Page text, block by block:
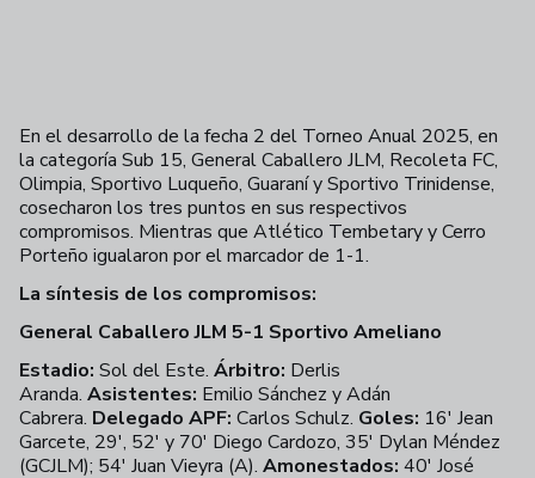
En el desarrollo de la fecha 2 del Torneo Anual 2025, en
la categoría Sub 15, General Caballero JLM, Recoleta FC,
Olimpia, Sportivo Luqueño, Guaraní y Sportivo Trinidense,
cosecharon los tres puntos en sus respectivos
compromisos. Mientras que Atlético Tembetary y Cerro
Porteño igualaron por el marcador de 1-1.
La síntesis de los compromisos:
General Caballero JLM 5-1 Sportivo Ameliano
Estadio: Sol del Este. Árbitro: Derlis
Aranda. Asistentes: Emilio Sánchez y Adán
Cabrera. Delegado APF: Carlos Schulz. Goles: 16' Jean
Garcete, 29', 52' y 70' Diego Cardozo, 35' Dylan Méndez
(GCJLM); 54' Juan Vieyra (A). Amonestados: 40' José